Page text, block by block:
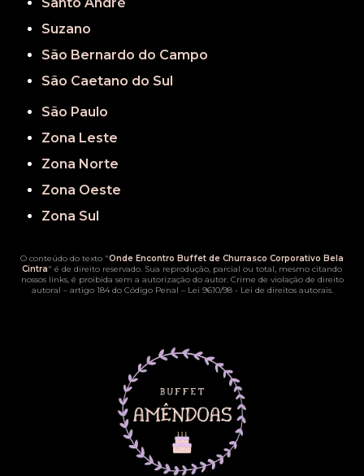
Santo André
Suzano
São Bernardo do Campo
São Caetano do Sul
São Paulo
Zona Leste
Zona Norte
Zona Oeste
Zona Sul
O conteúdo do texto "Onde Encontro Buffet de Churrasco Corporativo Bela
Cintra" é de direito reservado. Sua reprodução, parcial ou total, mesmo citando
nossos links, é proibida sem a autorização do autor. Crime de violação de direito
autoral – artigo 184 do Código Penal – Lei 9610/98 - Lei de direitos autorais.